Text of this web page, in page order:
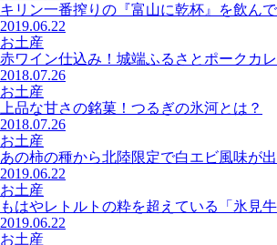
キリン一番搾りの『富山に乾杯』を飲ん
2019.06.22
お土産
赤ワイン仕込み！城端ふるさとポークカ
2018.07.26
お土産
上品な甘さの銘菓！つるぎの氷河とは？
2018.07.26
お土産
あの柿の種から北陸限定で白エビ風味が出
2019.06.22
お土産
もはやレトルトの粋を超えている「氷見牛
2019.06.22
お土産